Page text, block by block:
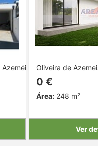
Aveiro
Oliveira de
0 €
Área: 248 m²
Ver